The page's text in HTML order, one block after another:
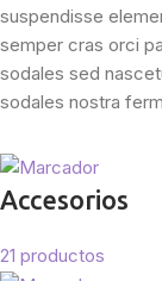
suspendisse
semper cras orci
sodales sed
sodales nostra
Accesorios
21 productos